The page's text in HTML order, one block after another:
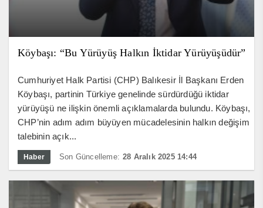
Köybaşı: “Bu Yürüyüş Halkın İktidar Yürüyüşüdür”
Cumhuriyet Halk Partisi (CHP) Balıkesir İl Başkanı Erden
Köybaşı, partinin Türkiye genelinde sürdürdüğü iktidar
yürüyüşü ne ilişkin önemli açıklamalarda bulundu. Köybaşı,
CHP’nin adım adım büyüyen mücadelesinin halkın değişim
talebinin açık...
Haber Son Güncelleme: 28 Aralık 2025 14:44